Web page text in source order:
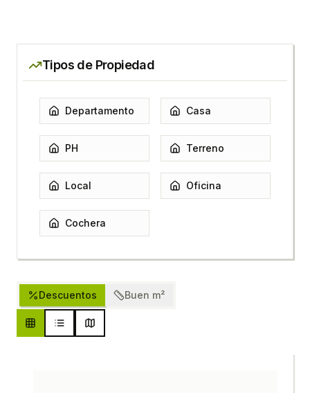
Tipos de Propiedad
Departamento Casa
PH Terreno
Local Oficina
Cochera
Descuentos Buen m²